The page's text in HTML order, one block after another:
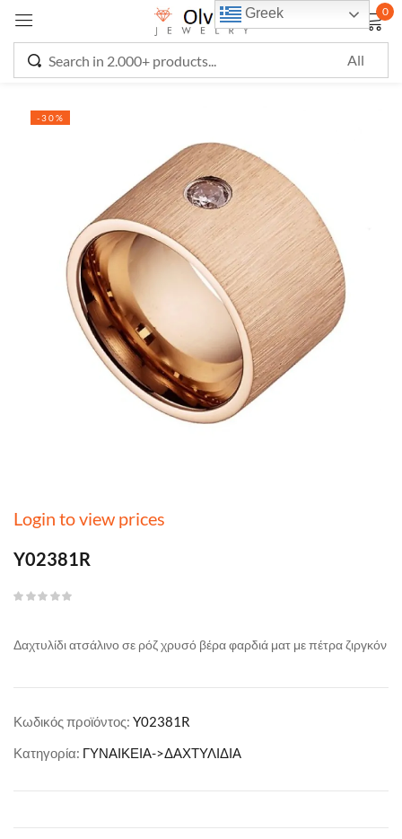
0
-30%
Login to view prices
Y02381R
Δαχτυλίδι ατσάλινο σε ρόζ χρυσό βέρα φαρδιά ματ με πέτρα ζιργκόν
Κωδικός προϊόντος: Y02381R
Κατηγορία: ΓΥΝΑΙΚΕΙΑ->ΔΑΧΤΥΛΙΔΙΑ
Greek
Sign in
Remember me Lost password?
LOG IN
CREATE AN ACCOUNT